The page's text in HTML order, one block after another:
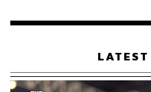
THE
กองบรรณ
เรือนไทยที่ถูกซุกไว้